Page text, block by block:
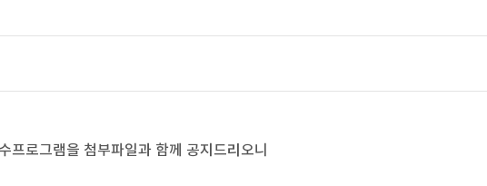
프로그램을 첨부파일과 함께 공지드리오니